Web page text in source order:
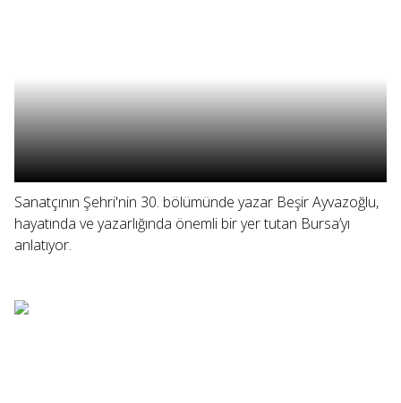
Sanatçının Şehri'nin 30. bölümünde yazar Beşir Ayvazoğlu,
hayatında ve yazarlığında önemli bir yer tutan Bursa’yı
anlatıyor.